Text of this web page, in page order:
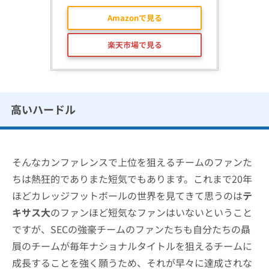
Amazonで見る
楽天市場で見る
高いハードル
そんなカンファレンスで上位を狙えるチームのファンた
ちは熱狂的でありまた短気でもあります。これまで20年
ほどカレッジフットボールの世界を見てきて思うのはテ
キサス大のファンほど短気なファンはいないということ
ですが、SECの強豪チームのファンたちも自分たちの贔
屓のチームが毎年ナショナルタイトルを狙えるチームに
成長することを強く願うため、それが早々に達成されな